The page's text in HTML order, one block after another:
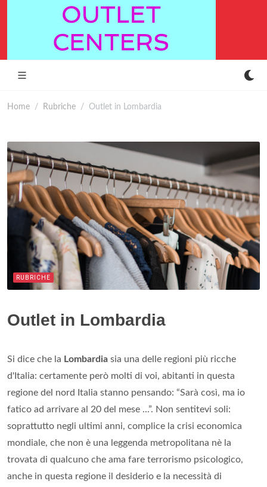
Home Rubriche Outlet in Lombardia
RUBRICHE
Outlet in Lombardia
Si dice che la Lombardia sia una delle regioni più ricche
d'Italia: certamente però molti di voi, abitanti in questa
regione del nord Italia stanno pensando: “Sarà così, ma io
fatico ad arrivare al 20 del mese ...”. Non sentitevi soli:
soprattutto negli ultimi anni, complice la crisi economica
mondiale, che non è una leggenda metropolitana nè la
trovata di qualcuno che ama fare terrorismo psicologico,
anche in questa regione il desiderio e la necessità di